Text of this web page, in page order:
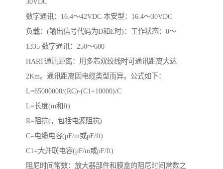
30VDC
数字通讯：16.4～42VDC 本安型：16.4～30VDC
负载：(输出信号代码为D和E时)：工作状态：0～
1335 数字通讯：250～600
HART通讯距离：用多芯双绞线时可通讯距离大达
2Km。通讯距离因电缆类型而异。公式如下：
L=65000000/(RC)-(C1+10000)/C
L=长度(m和ft)
R=阻抗(，包括电源阻抗)
C=电缆电容(pF/m或pF/ft)
C1=大并联电容(pF/m或pF/ft)
阻尼时间常数：放大器部件和膜盒的阻尼时间常数之